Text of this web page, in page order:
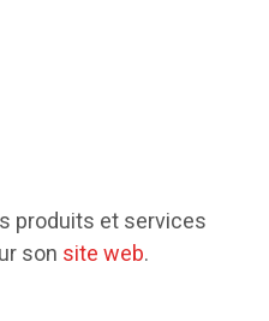
produits et services
son site web.